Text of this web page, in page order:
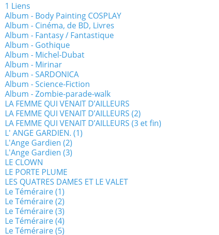
1 Liens
Album - Body Painting COSPLAY
Album - Cinéma, de BD, Livres
Album - Fantasy / Fantastique
Album - Gothique
Album - Michel-Dubat
Album - Mirinar
Album - SARDONICA
Album - Science-Fiction
Album - Zombie-parade-walk
LA FEMME QUI VENAIT D’AILLEURS
LA FEMME QUI VENAIT D’AILLEURS (2)
LA FEMME QUI VENAIT D’AILLEURS (3 et fin)
L' ANGE GARDIEN. (1)
L'Ange Gardien (2)
L'Ange Gardien (3)
LE CLOWN
LE PORTE PLUME
LES QUATRES DAMES ET LE VALET
Le Téméraire (1)
Le Téméraire (2)
Le Téméraire (3)
Le Téméraire (4)
Le Téméraire (5)